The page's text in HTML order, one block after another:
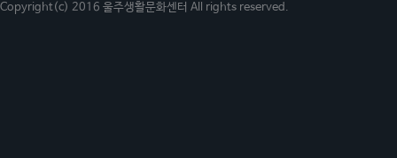
Copyright(c) 2016 울주생활문화센터 All rights reserved.